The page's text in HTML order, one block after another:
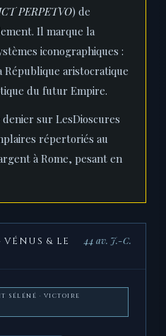
PERPETVO) de
Il marque la
iconographiques :
aristocratique
du futur Empire.
sur LesDioscures
répertoriés au
à Rome, pesant en
& LE
44 av. J.-C.
SÉLÉNÉ · VICTOIRE